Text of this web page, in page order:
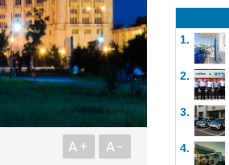
A+ A-
1.
2.
3.
4.